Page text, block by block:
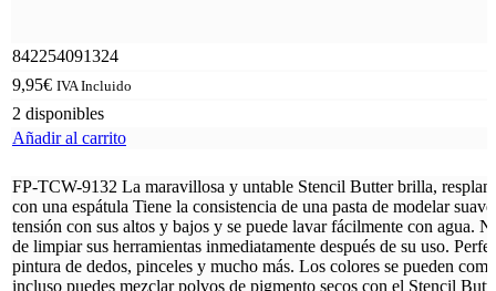
842254091324
9,95€ IVA Incluido
2 disponibles
Añadir al carrito
FP-TCW-9132 La maravillosa y untable Stencil Butter brilla,
con una espátula Tiene la consistencia de una pasta de modelar
tensión con sus altos y bajos y se puede lavar fácilmente con agua.
de limpiar sus herramientas inmediatamente después de su uso.
pintura de dedos, pinceles y mucho más. Los colores se pueden
incluso puedes mezclar polvos de pigmento secos con el Stencil